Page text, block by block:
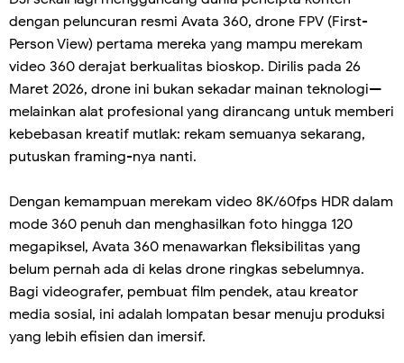
dengan peluncuran resmi Avata 360, drone FPV (First-
Person View) pertama mereka yang mampu merekam
video 360 derajat berkualitas bioskop. Dirilis pada 26
Maret 2026, drone ini bukan sekadar mainan teknologi—
melainkan alat profesional yang dirancang untuk memberi
kebebasan kreatif mutlak: rekam semuanya sekarang,
putuskan framing-nya nanti.
Dengan kemampuan merekam video 8K/60fps HDR dalam
mode 360 penuh dan menghasilkan foto hingga 120
megapiksel, Avata 360 menawarkan fleksibilitas yang
belum pernah ada di kelas drone ringkas sebelumnya.
Bagi videografer, pembuat film pendek, atau kreator
media sosial, ini adalah lompatan besar menuju produksi
yang lebih efisien dan imersif.